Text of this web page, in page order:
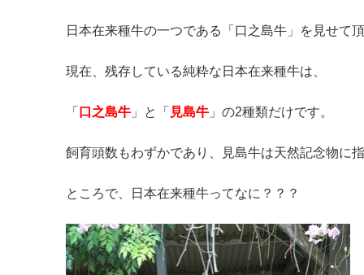
日本在来種牛の一つである「口之島牛」を見せて
現在、残存している純粋な日本在来種牛は、
「 口之島牛 」と「 見島牛 」の2種類だけです。
飼育頭数もわずかであり、見島牛は天然記念物に
ところで、日本在来種牛ってなに？？？